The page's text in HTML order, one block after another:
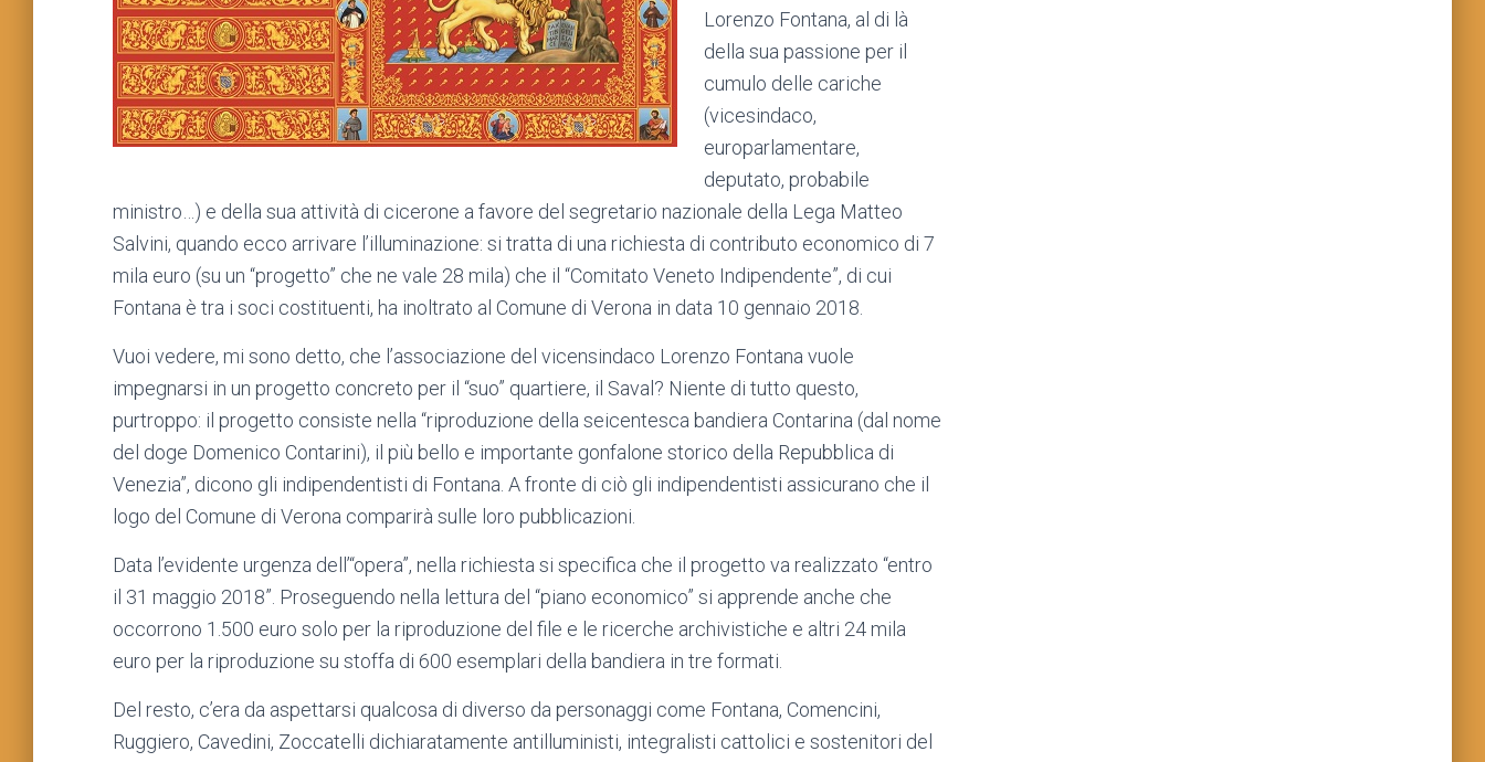
Lorenzo Fontana, al di là
della sua passione per il
cumulo delle cariche
(vicesindaco,
europarlamentare,
deputato, probabile
ministro…) e della sua attività di cicerone a favore del segretario nazionale della Lega Matteo
Salvini, quando ecco arrivare l’illuminazione: si tratta di una richiesta di contributo economico di 7
mila euro (su un “progetto” che ne vale 28 mila) che il “Comitato Veneto Indipendente”, di cui
Fontana è tra i soci costituenti, ha inoltrato al Comune di Verona in data 10 gennaio 2018.
Vuoi vedere, mi sono detto, che l’associazione del vicensindaco Lorenzo Fontana vuole
impegnarsi in un progetto concreto per il “suo” quartiere, il Saval? Niente di tutto questo,
purtroppo: il progetto consiste nella “riproduzione della seicentesca bandiera Contarina (dal nome
del doge Domenico Contarini), il più bello e importante gonfalone storico della Repubblica di
Venezia”, dicono gli indipendentisti di Fontana. A fronte di ciò gli indipendentisti assicurano che il
logo del Comune di Verona comparirà sulle loro pubblicazioni.
Data l’evidente urgenza dell’“opera”, nella richiesta si specifica che il progetto va realizzato “entro
il 31 maggio 2018”. Proseguendo nella lettura del “piano economico” si apprende anche che
occorrono 1.500 euro solo per la riproduzione del file e le ricerche archivistiche e altri 24 mila
euro per la riproduzione su stoffa di 600 esemplari della bandiera in tre formati.
Del resto, c’era da aspettarsi qualcosa di diverso da personaggi come Fontana, Comencini,
Ruggiero, Cavedini, Zoccatelli dichiaratamente antilluministi, integralisti cattolici e sostenitori del